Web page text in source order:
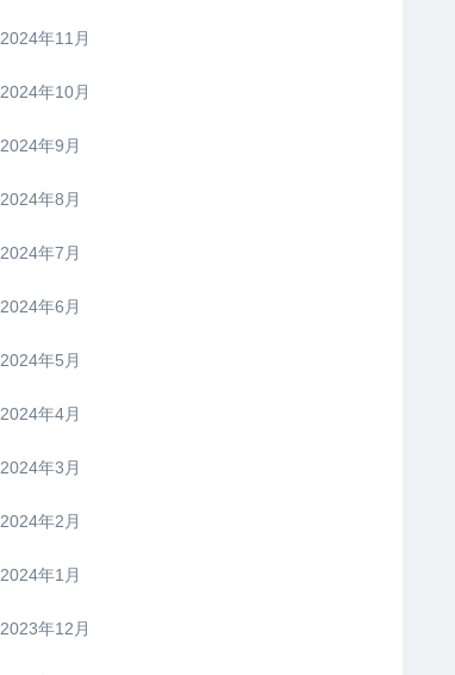
2024年11月
2024年10月
2024年9月
2024年8月
2024年7月
2024年6月
2024年5月
2024年4月
2024年3月
2024年2月
2024年1月
2023年12月